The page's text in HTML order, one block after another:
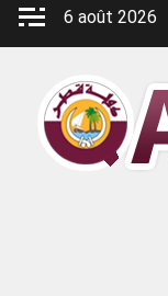
Aller
6 août 2026